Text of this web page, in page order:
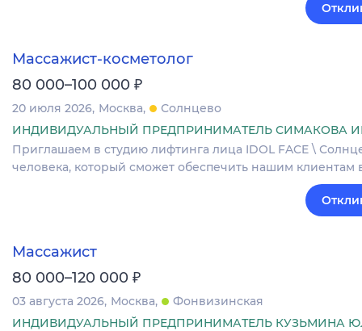
Массажист-косметолог
80 000–100 000 ₽
20 июля 2026 Москва
Солнцево
ИНДИВИДУАЛЬНЫЙ ПРЕДПРИНИМАТЕЛЬ СИМАКОВА
Приглашаем в студию лифтинга лица IDOL FACE \
человека, который сможет обеспечить нашим
Массажист
80 000–120 000 ₽
03 августа 2026 Москва
Фонвизинская
ИНДИВИДУАЛЬНЫЙ ПРЕДПРИНИМАТЕЛЬ КУЗЬМИНА